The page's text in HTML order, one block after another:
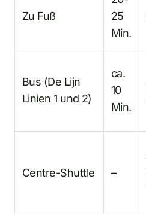
Zu Fuß
25
Min.
Bus (De Lijn
Linien 1 und 2)
ca.
10
Min.
Centre-Shuttle –